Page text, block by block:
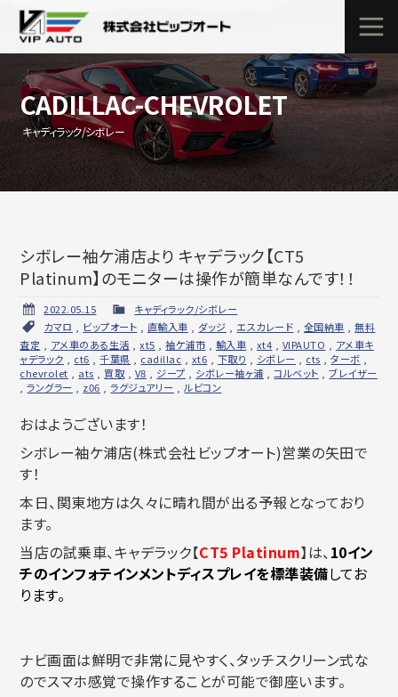
CADILLAC-CHEVROLET
キャディラック/シボレー
シボレー袖ケ浦店より キャデラック【CT5
Platinum】のモニターは操作が簡単なんです！！
2022.05.15
キャディラック/シボレー
カマロ
ビップオート 直輸入車 ダッジ エスカレード 全国納車 ,無料
査定
アメ車のある生活 ,xt5 ,袖ケ浦市 輸入車 xt4 VIPAUTO
アメ車キ
ャデラック
ct6 ,千葉県 cadillac xt6 下取り シボレー cts ,ターボ
chevrolet
ats 買取 V8 ジープ シボレー袖ヶ浦 ,コルベット ,ブレイザー
,ラングラー z06 ,ラグジュアリー ,ルビコン
おはようございます！
シボレー袖ケ浦店(株式会社ビップオート)営業の矢田で
す！
本日、関東地方は久々に晴れ間が出る予報となっており
ます。
当店の試乗車、キャデラック【CT5 Platinum】は、 10イン
チのインフォテインメントディスプレイを標準装備してお
ります。
ナビ画面は鮮明で非常に見やすく、タッチスクリーン式な
のでスマホ感覚で操作することが可能で御座います。